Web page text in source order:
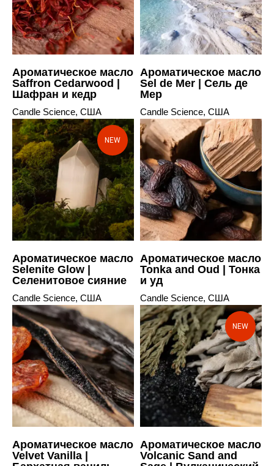
Ароматическое масло
Saffron Cedarwood |
Шафран и кедр
Candle Science, США
Ароматическое масло
Sel de Mer | Сель де
Мер
Candle Science, США
NEW
Ароматическое масло
Selenite Glow |
Селенитовое сияние
Candle Science, США
Ароматическое масло
Tonka and Oud | Тонка
и уд
Candle Science, США
Ароматическое масло
Velvet Vanilla |
NEW
Ароматическое масло
Volcanic Sand and